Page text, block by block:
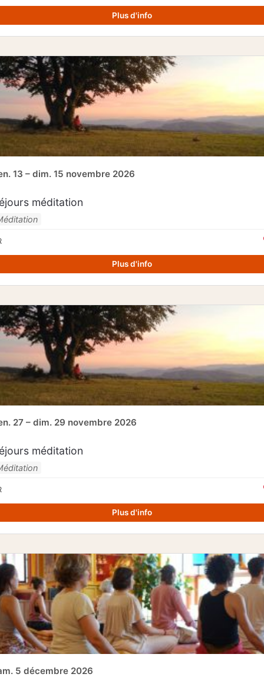
Plus d'info
13 – dim. 15 novembre 2026
méditation
Plus d'info
27 – dim. 29 novembre 2026
méditation
Plus d'info
5 décembre 2026